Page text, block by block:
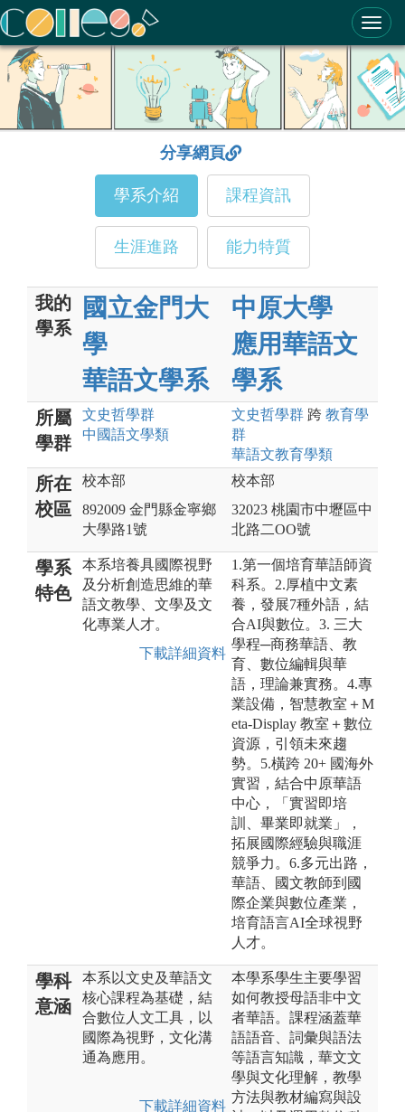
ColleGo! 大學選才與高中育才輔助系統
分享網頁
學系介紹 課程資訊
生涯進路 能力特質
我的
學系
國立金門大
學
華語文學系
中原大學
應用華語文
學系
所屬
學群
文史哲學群
中國語文學類
文史哲學群 跨 教育學
群
華語文教育學類
所在
校區
校本部
892009 金門縣金寧鄉
大學路1號
校本部
32023 桃園市中壢區中
北路二OO號
學系
特色
本系培養具國際視野
及分析創造思維的華
語文教學、文學及文
化專業人才。
下載詳細資料
1.第一個培育華語師資
科系。2.厚植中文素
養，發展7種外語，結
合AI與數位。3. 三大
學程─商務華語、教
育、數位編輯與華
語，理論兼實務。4.專
業設備，智慧教室＋M
eta-Display 教室＋數位
資源，引領未來趨
勢。5.橫跨 20+ 國海外
實習，結合中原華語
中心，「實習即培
訓、畢業即就業」，
拓展國際經驗與職涯
競爭力。6.多元出路，
華語、國文教師到國
際企業與數位產業，
培育語言AI全球視野
人才。
學科
意涵
本系以文史及華語文
核心課程為基礎，結
合數位人文工具，以
國際為視野，文化溝
通為應用。
下載詳細資料
本學系學生主要學習
如何教授母語非中文
者華語。課程涵蓋華
語語音、詞彙與語法
等語言知識，華文文
學與文化理解，教學
方法與教材編寫與設